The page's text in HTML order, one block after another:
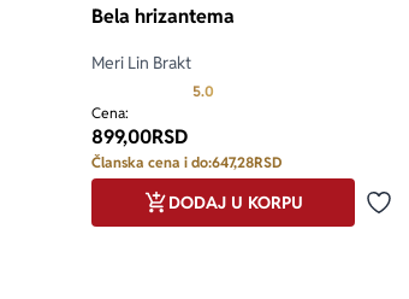
Bela hrizantema
Meri Lin Brakt
5.0
Cena:
899,00RSD
Članska cena i do:647,28RSD
DODAJ U KORPU